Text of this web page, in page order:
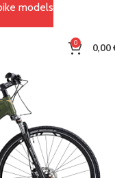
0 0,00
models